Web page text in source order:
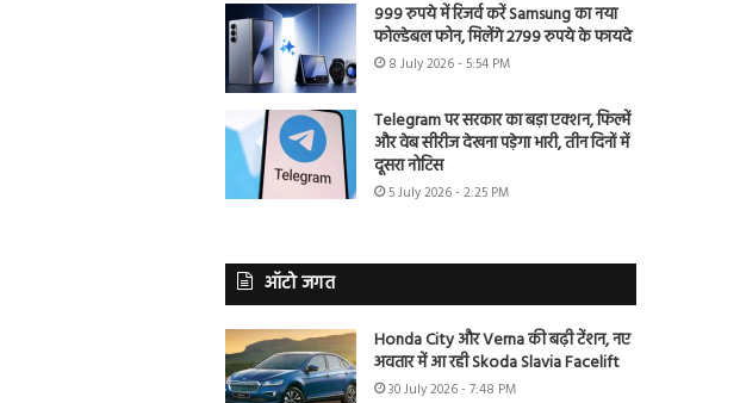
999 रुपये में रिजर्व करें Samsung का नया
फोल्डेबल फोन, मिलेंगे 2799 रुपये के फायदे
8 July 2026 - 5:54 PM
Telegram पर सरकार का बड़ा एक्शन, फिल्में
और वेब सीरीज देखना पड़ेगा भारी, तीन दिनों में
दूसरा नोटिस
5 July 2026 - 2:25 PM
ऑटो जगत
Honda City और Verna की बढ़ी टेंशन, नए
अवतार में आ रही Skoda Slavia Facelift
30 July 2026 - 7:48 PM